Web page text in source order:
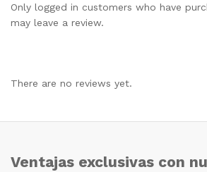
Only logged in customers who have
may leave a review.
There are no reviews yet.
Ventajas exclusivas con